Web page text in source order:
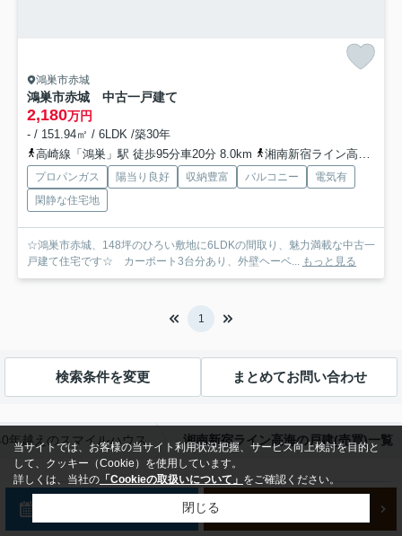
鴻巣市赤城
鴻巣市赤城 中古一戸建て
2,180万円
- / 151.94㎡ / 6LDK /築30年
高崎線「鴻巣」駅 徒歩95分車20分 8.0km
湘南新宿ライン高海「鴻巣」駅 徒歩95分車20分 8.0km
プロパンガス 陽当り良好 収納豊富 バルコニー
電気有
閑静な住宅地
☆鴻巣市赤城、148坪のひろい敷地に6LDKの間取り、魅力満載な中古一
戸建て住宅です☆ カーポート3台分あり、外壁ヘーベ...
もっと見る
1
検索条件を変更 まとめてお問い合わせ
年越えのスマイルハウス 湘南新宿ライン高海の戸建(売買)一覧
おすすめこだわり特集
土地50坪以上の戸建・土地(89件) 中古戸建物件(27件)
当サイトでは、お客様の当サイト利用状況把握、サービス向上検討を目的と
して、クッキー（Cookie）を使用しています。
詳しくは、当社の 「Cookieの取扱いについて」 をご確認ください。
閉じる